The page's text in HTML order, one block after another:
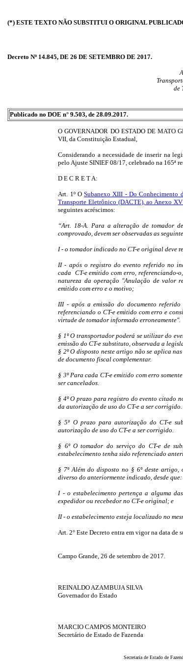
(*) ESTE TEXTO NÃO SUBSTITUI O ORIGINAL
Decreto Nº 14.845, DE 26 DE SETEMBRO DE 2017.
de
Publicado no DOE n° 9.503, de 28.09.2017.
O GOVERNADOR DO ESTADO DE MATO
VII, da Constituição Estadual,
Considerando a necessidade de inserir na
pelo Ajuste SINIEF 08/17, celebrado na 165ª
D E C R E T A:
Art. 1º OSubanexo XIII - Do Conhecimento
Transporte Eletrônico (DACTE), ao Anexo
seguintes acréscimos:
“Art. 18-A. Para a alteração de tomador
comprovado, devem ser observadas as
I - o tomador indicado no CT-e original deve
II - após o registro do evento referido no
cada CT-e emitido com erro, referenciando-
natureza da operação "Anulação de valor
emitido com erro e o motivo;
III - após a emissão do documento
referenciando o CT-e emitido com erro e
virtude de tomador informado erroneamente".
§ 1º O transportador poderá se utilizar do
emissão do CT-e substituto, observada a
§ 2º O disposto neste artigo não se aplica
de documento fiscal complementar.
§ 3º Para cada CT-e emitido com erro
ser cancelados.
§ 4º O prazo para registro do evento citado
da autorização de uso do CT-e a ser corrigido.
§ 5º O prazo para autorização do CT-e
autorização de uso do CT-e a ser corrigido.
§ 6º O tomador do serviço do CT-e de
estabelecimento tenha sido referenciado
§ 7º Além do disposto no § 6º deste artigo,
diverso do anteriormente indicado, desde que:
I - o estabelecimento pertença a alguma
expedidor ou recebedor no CT-e original; e
II - o estabelecimento esteja localizado no
Art. 2° Este Decreto entra em vigor na data
Campo Grande, 26 de setembro de 2017.
REINALDO AZAMBUJA SILVA
Governador do Estado
MARCIO CAMPOS MONTEIRO
Secretário de Estado de Fazenda
Secretaria de Estado de